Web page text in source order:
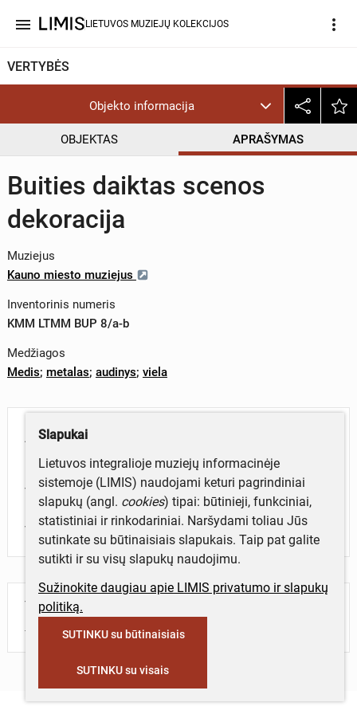
menu LIETUVOS MUZIEJŲ KOLEKCIJOS more_vert
VERTYBĖS
Objekto informacija
OBJEKTAS APRAŠYMAS
Buities daiktas scenos
dekoracija
Muziejus
Kauno miesto muziejus
Inventorinis numeris
KMM LTMM BUP 8/a-b
Medžiagos
Medis; metalas; audinys; viela
Aprašymas
Buities daiktas scenos dekoracija. Dirbtinių gėlių
vainikėlis su spalvotais kaspinais ant medinio
raudono koto. Iš dviejų dalių su viršūnėle. Vainikėlyje
varpelis: LTMM GEK 1304 MI 805.
Turite daugiau informacijos apie objektą?
Slapukai
Lietuvos integralioje muziejų informacinėje
sistemoje (LIMIS) naudojami keturi pagrindiniai
slapukų (angl. cookies) tipai: būtinieji, funkciniai,
statistiniai ir rinkodariniai. Naršydami toliau Jūs
sutinkate su būtinaisiais slapukais. Taip pat galite
sutikti ir su visų slapukų naudojimu.
Sužinokite daugiau apie LIMIS privatumo ir slapukų
politiką.
SUTINKU su būtinaisiais
SUTINKU su visais